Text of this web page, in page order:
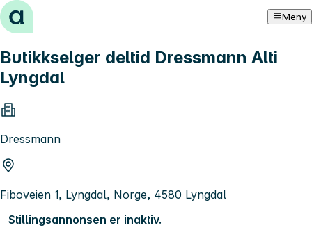
Hopp til innhold Meny
Butikkselger deltid Dressmann Alti
Lyngdal
Dressmann
Fiboveien 1, Lyngdal, Norge, 4580 Lyngdal
Stillingsannonsen er inaktiv.